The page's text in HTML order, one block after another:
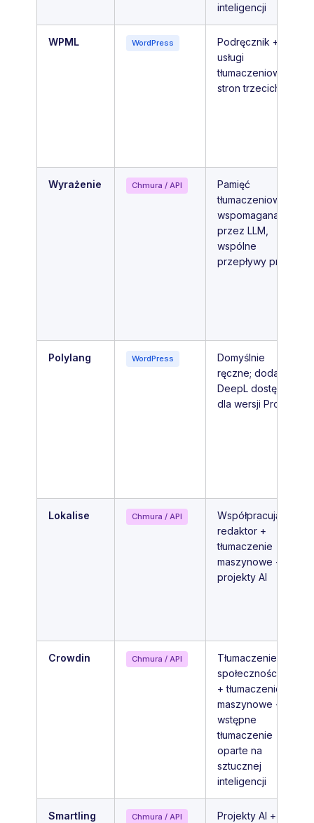
inteligencji
WPML WordPress
Podręcznik +
usługi
tłumaczeniowe
stron trzecich
Wyrażenie Chmura / API
Pamięć
tłumaczeniowa,
wspomagana
przez LLM,
wspólne
przepływy pracy
Polylang WordPress
Domyślnie
ręczne; dodatek
DeepL dostępny
dla wersji Pro
Lokalise Chmura / API
Współpracujący
redaktor +
tłumaczenie
maszynowe +
projekty AI
Crowdin Chmura / API
Tłumaczenie
społecznościowe
+ tłumaczenie
maszynowe +
wstępne
tłumaczenie
oparte na
sztucznej
inteligencji
Smartling Chmura / API Projekty AI +